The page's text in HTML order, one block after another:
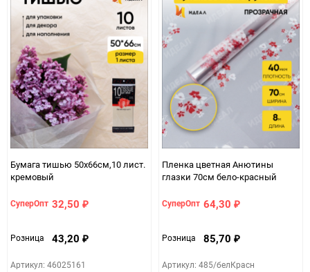
шт
Бумага тишью 50х66см,10 лист.
кремовый
СуперОпт 32,50 ₽
Розница 43,20 ₽
Артикул: 46025161
Пленка цветная Анютины
глазки 70см бело-красный
СуперОпт 64,30 ₽
Розница 85,70 ₽
Артикул: 485/белКрасн